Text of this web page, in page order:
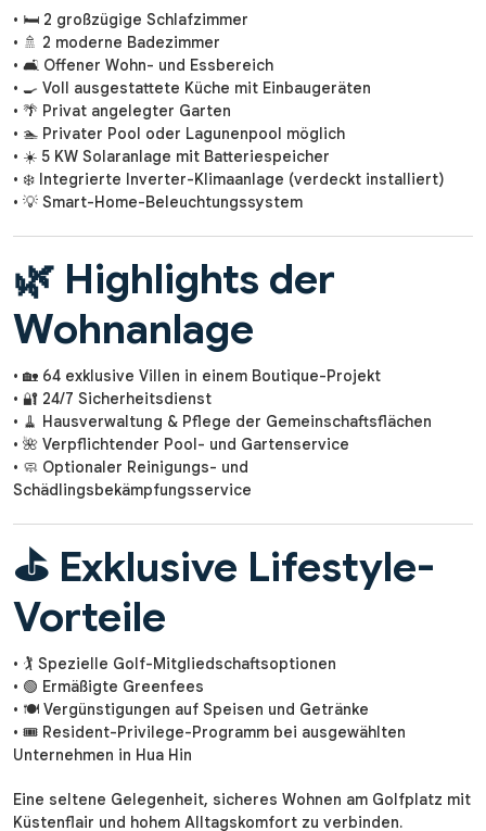
• 🛏️ 2 großzügige Schlafzimmer
• 🚿 2 moderne Badezimmer
• 🛋️ Offener Wohn- und Essbereich
• 🍳 Voll ausgestattete Küche mit Einbaugeräten
• 🌴 Privat angelegter Garten
• 🏊 Privater Pool oder Lagunenpool möglich
• ☀️ 5 KW Solaranlage mit Batteriespeicher
• ❄️ Integrierte Inverter-Klimaanlage (verdeckt installiert)
• 💡 Smart-Home-Beleuchtungssystem
🌿 Highlights der
Wohnanlage
• 🏡 64 exklusive Villen in einem Boutique-Projekt
• 🔐 24/7 Sicherheitsdienst
• 🧹 Hausverwaltung & Pflege der Gemeinschaftsflächen
• 🌺 Verpflichtender Pool- und Gartenservice
• 🧼 Optionaler Reinigungs- und
Schädlingsbekämpfungsservice
⛳ Exklusive Lifestyle-
Vorteile
• 🏌️ Spezielle Golf-Mitgliedschaftsoptionen
• 🟢 Ermäßigte Greenfees
• 🍽️ Vergünstigungen auf Speisen und Getränke
• 🎟️ Resident-Privilege-Programm bei ausgewählten
Unternehmen in Hua Hin
Eine seltene Gelegenheit, sicheres Wohnen am Golfplatz mit
Küstenflair und hohem Alltagskomfort zu verbinden.